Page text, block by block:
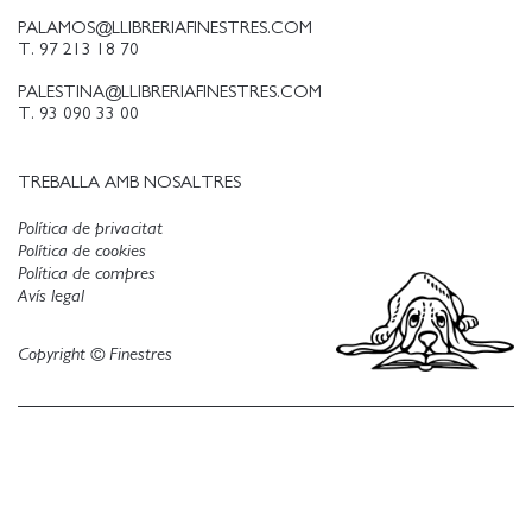
PALAMOS@LLIBRERIAFINESTRES.COM
T. 97 213 18 70
PALESTINA@LLIBRERIAFINESTRES.COM
T. 93 090 33 00
TREBALLA AMB NOSALTRES
Política de privacitat
Política de cookies
Avís legal
Política de compres
Copyright © Finestres